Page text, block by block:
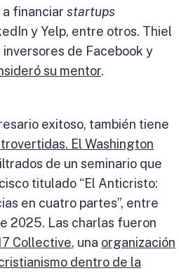
financiar startups
y Yelp, entre otros. Thiel
de Facebook y
su mentor.
exitoso, también tiene
El Washington
de un seminario que
titulado “El Anticristo:
en cuatro partes”, entre
2025. Las charlas fueron
Collective, una organización
dentro de la